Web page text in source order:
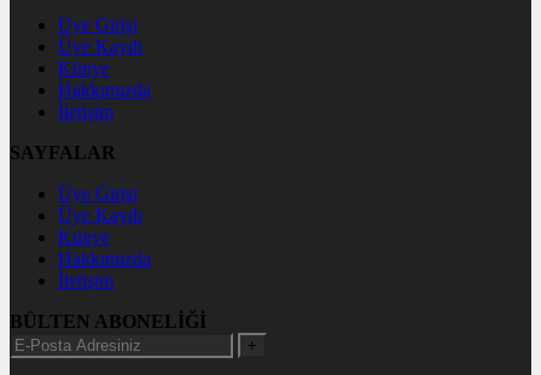
Üye Girişi
Üye Kaydı
Künye
Hakkımızda
İletişim
SAYFALAR
Üye Girişi
Üye Kaydı
Künye
Hakkımızda
İletişim
BÜLTEN ABONELİĞİ
+